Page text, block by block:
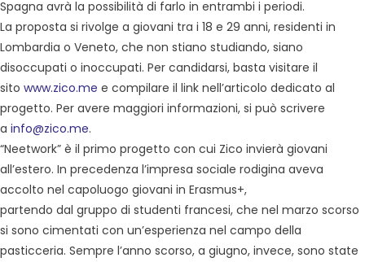
Spagna avrà la possibilità di farlo in entrambi i periodi.
La proposta si rivolge a giovani tra i 18 e 29 anni, residenti in
Lombardia o Veneto, che non stiano studiando, siano
disoccupati o inoccupati. Per candidarsi, basta visitare il
sito www.zico.me e compilare il link nell’articolo dedicato al
progetto. Per avere maggiori informazioni, si può scrivere
a info@zico.me.
“Neetwork” è il primo progetto con cui Zico invierà giovani
all’estero. In precedenza l’impresa sociale rodigina aveva
accolto nel capoluogo giovani in Erasmus+,
partendo dal gruppo di studenti francesi, che nel marzo scorso
si sono cimentati con un’esperienza nel campo della
pasticceria. Sempre l’anno scorso, a giugno, invece, sono state